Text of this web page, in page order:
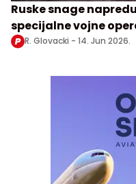
Ruske snage
specijalne vojne
R. Glovacki - 14. Jun 2026.